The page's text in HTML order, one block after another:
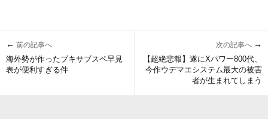
← 前の記事へ
海外勢が作ったブキサブスペ早見
表が便利すぎる件
次の記事へ →
【超絶悲報】遂にXパワー800代、
今作ウデマエシステム最大の被害
者が生まれてしまう